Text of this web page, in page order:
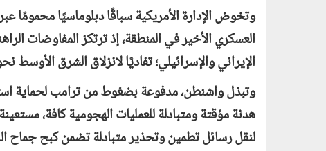
وتخوض الإدارة الأمريكية سباقًا دبلوماسيًا محمومًا
العسكري الأخير في المنطقة، إذ ترتكز المفاوضات
الإيراني والإسرائيلي؛ تفاديًا لانزلاق الشرق
وتبذل واشنطن، مدفوعة بضغوط من ترامب لحماية
هدنة مؤقتة ومتبادلة للعمليات الهجومية كافة،
لنقل رسائل تطمين وتحذير متبادلة تضمن كبح جماح